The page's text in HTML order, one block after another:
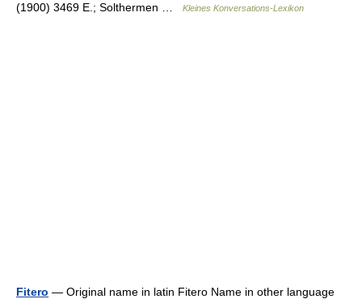
(1900) 3469 E.; Solthermen …
Kleines Konversations-Lexikon
Fitero — Original name in latin Fitero Name in other language